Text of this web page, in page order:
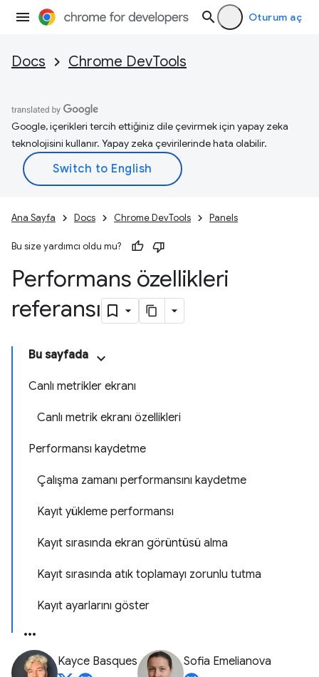
Oturum aç
Docs Chrome DevTools
Google, içerikleri tercih ettiğiniz dile çevirmek için yapay zeka
teknolojisini kullanır. Yapay zeka çevirilerinde hata olabilir.
Ana Sayfa Docs Chrome DevTools Panels
Bu size yardımcı oldu mu?
Performans özellikleri
referansı
Bu sayfada
Canlı metrikler ekranı
Canlı metrik ekranı özellikleri
Performansı kaydetme
Çalışma zamanı performansını kaydetme
Kayıt yükleme performansı
Kayıt sırasında ekran görüntüsü alma
Kayıt sırasında atık toplamayı zorunlu tutma
Kayıt ayarlarını göster
Kayce Basques Sofia Emelianova